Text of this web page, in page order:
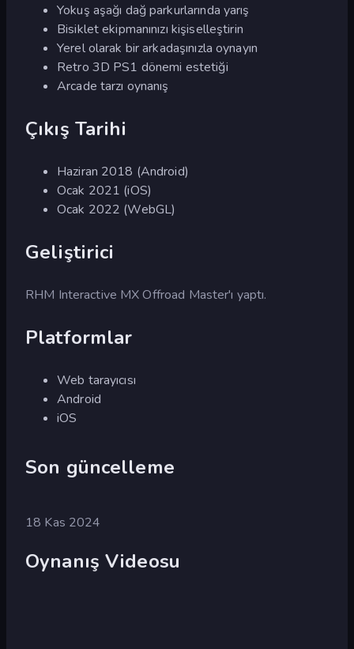
Yokuş aşağı dağ parkurlarında yarış
Bisiklet ekipmanınızı kişiselleştirin
Yerel olarak bir arkadaşınızla oynayın
Retro 3D PS1 dönemi estetiği
Arcade tarzı oynanış
Çıkış Tarihi
Haziran 2018 (Android)
Ocak 2021 (iOS)
Ocak 2022 (WebGL)
Geliştirici
RHM Interactive MX Offroad Master'ı yaptı.
Platformlar
Web tarayıcısı
Android
iOS
Son güncelleme
18 Kas 2024
Oynanış Videosu